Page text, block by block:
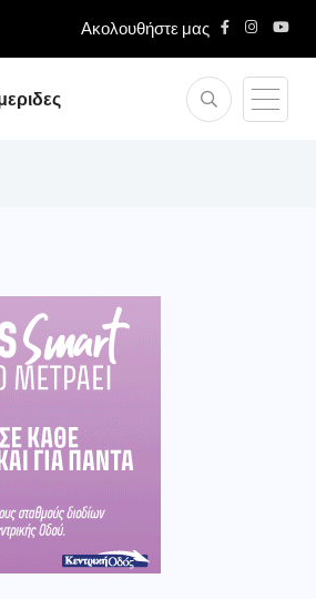
Εθνικής Οικονομίας...
Ακολουθήστε μας